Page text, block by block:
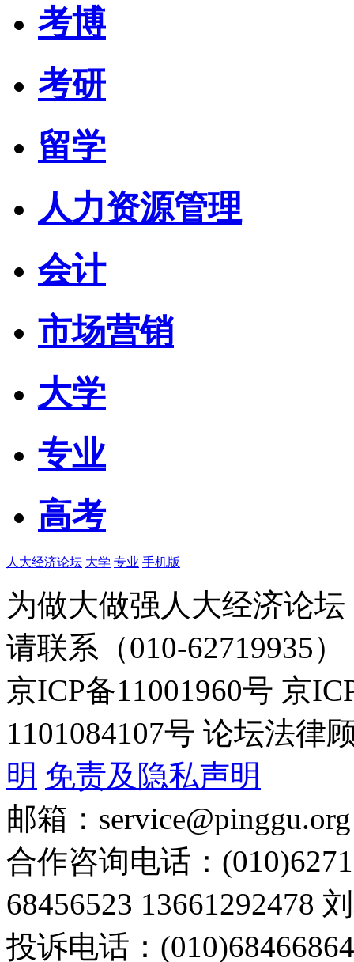
考博
考研
留学
人力资源管理
会计
市场营销
大学
专业
高考
人大经济论坛 大学 专业 手机版
为做大做强人大经济论
请联系（010-62719935）
京ICP备11001960号 京
1101084107号 论坛法律
明 免责及隐私声明
邮箱：service@pinggu.org
合作咨询电话：
68456523 13661292478
投诉电话：